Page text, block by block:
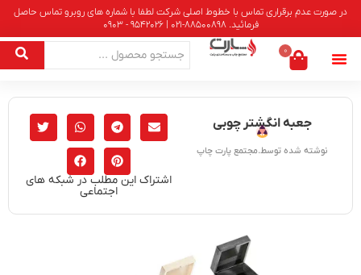
در صورت عدم برقراری تماس با خطوط اصلی شرکت لطفا با شماره های روبرو تماس حاصل
فرمائید. 88500898-021 | 9542026 - 0903
0
جعبه انگشتر چوبی
نوشته شده توسط.مجتمع پارت چاپ
اشتراک این مطلب در شبکه های
اجتماعی